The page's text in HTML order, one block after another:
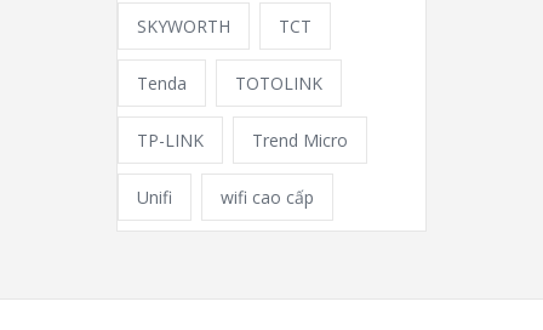
SKYWORTH TCT
Tenda TOTOLINK
TP-LINK Trend Micro
Unifi wifi cao cấp